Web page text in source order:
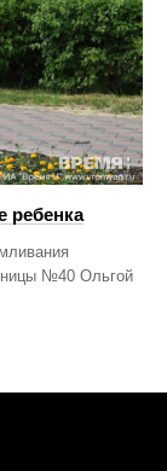
ребенка
№40 Ольгой